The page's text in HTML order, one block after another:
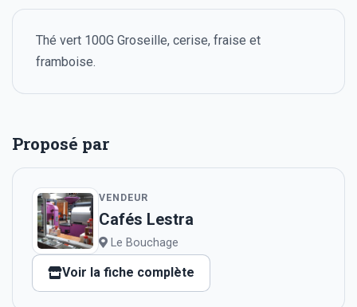
Thé vert 100G Groseille, cerise, fraise et
framboise.
Proposé par
VENDEUR
Cafés Lestra
Le Bouchage
Voir la fiche complète